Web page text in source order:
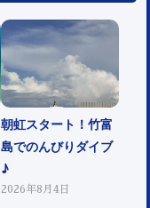
朝虹スタート！竹富
島でのんびりダイブ
♪
2026年8月4日